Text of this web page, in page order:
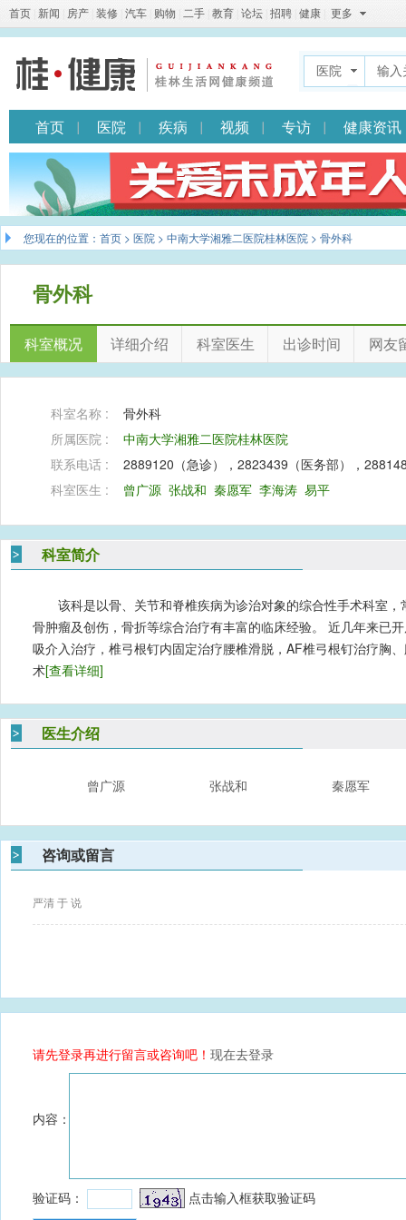
首页 新闻 房产 装修 汽车 购物 二手 教育 论坛 招聘 健康 更多
医院
首页 医院 疾病 视频 专访 健康资讯
您现在的位置： 首页 > 医院 > 中南大学湘雅二医院桂林医院 > 骨外科
骨外科
科室概况 详细介绍 科室医生 出诊时间 网友
科室名称 :
骨外科
所属医院 :
中南大学湘雅二医院桂林医院
联系电话 :
2889120（急诊），2823439（医务部），
科室医生 :
曾广源 张战和 秦愿军 李海涛 易平
科室简介
该科是以骨、关节和脊椎疾病为诊治对象的综合性手术科室
骨肿瘤及创伤，骨折等综合治疗有丰富的临床经验。 近几年来已
吸介入治疗，椎弓根钉内固定治疗腰椎滑脱，AF椎弓根钉治疗胸
术[查看详细]
医生介绍
曾广源 张战和 秦愿军